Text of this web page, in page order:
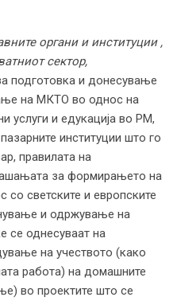
органи и институции ,
сектор,
подготовка и донесување
на МКТО во однос на
услуги и едукација во РМ,
институции што го
правилата на
за формирањето на
со светските и европските
и одржување на
се однесуваат на
на учеството (како
работа) на домашните
во проектите што се